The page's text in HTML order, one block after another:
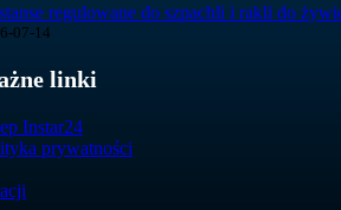
regulowane do szpachli i rakli do
07-14
linki
Instar24
prywatności